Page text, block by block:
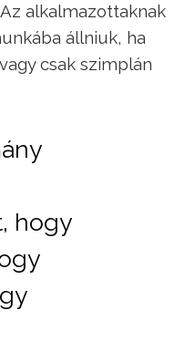
alkalmazottaknak
állniuk, ha
csak szimplán
hogy